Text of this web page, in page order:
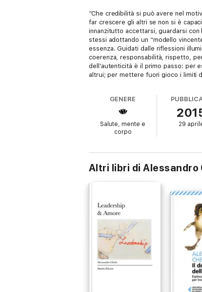
“Che credibilità si può avere nel
far crescere gli altri se non si è
innanzitutto accettarsi, guardarsi
stessi adottando un “modello
essenza. Guidati dalle riflessioni
coerenza, responsabilità, rispetto,
dell’autenticità è il primo passo: per
altrui; per mettere fuori gioco i limiti
GENERE
Salute, mente e
corpo
29
Altri libri di Alessandro